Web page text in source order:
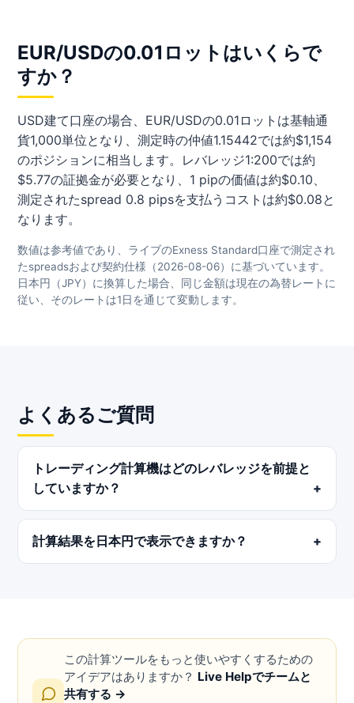
EUR/USDの0.01ロットはいくらで
すか？
USD建て口座の場合、EUR/USDの0.01ロットは基軸通
貨1,000単位となり、測定時の仲値1.15442では約$1,154
のポジションに相当します。レバレッジ1:200では約
$5.77の証拠金が必要となり、1 pipの価値は約$0.10、
測定されたspread 0.8 pipsを支払うコストは約$0.08と
なります。
数値は参考値であり、ライブのExness Standard口座で測定され
たspreadsおよび契約仕様（2026-08-06）に基づいています。
日本円（JPY）に換算した場合、同じ金額は現在の為替レートに
従い、そのレートは1日を通じて変動します。
よくあるご質問
トレーディング計算機はどのレバレッジを前提と
していますか？
計算結果を日本円で表示できますか？
この計算ツールをもっと使いやすくするための
アイデアはありますか？ Live Helpでチームと
共有する →